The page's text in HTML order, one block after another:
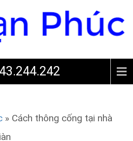
» Cách thông cống tại nhà